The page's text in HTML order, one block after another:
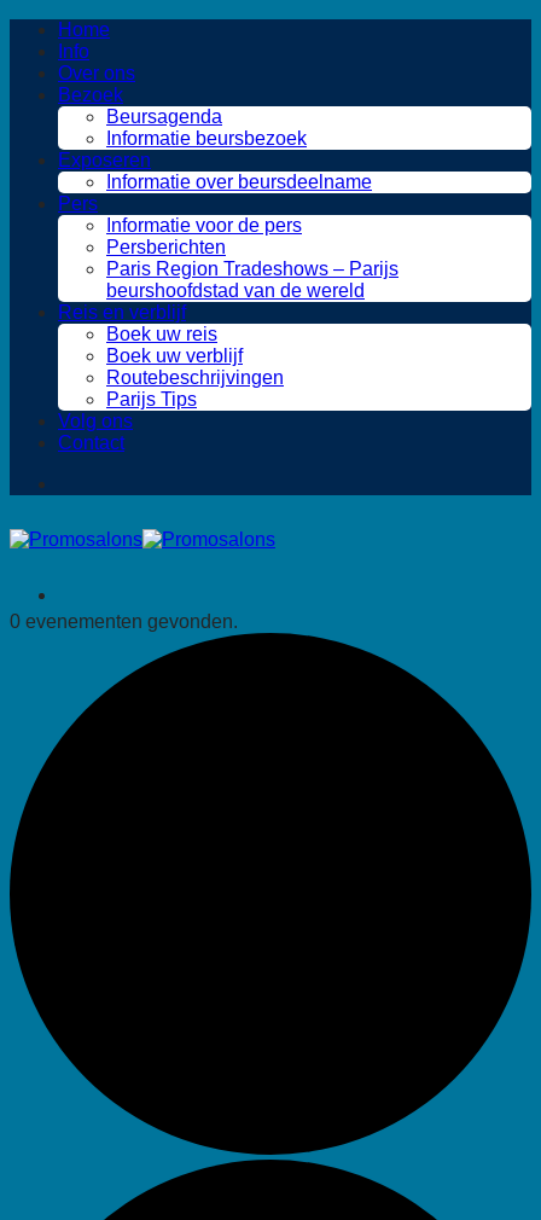
naar
inhoud
Home
Info
Over ons
Bezoek
Beursagenda
Informatie beursbezoek
Exposeren
Informatie over beursdeelname
Pers
Informatie voor de pers
Persberichten
Paris Region Tradeshows – Parijs
beurshoofdstad van de wereld
Reis en verblijf
Boek uw reis
Boek uw verblijf
Routebeschrijvingen
Parijs Tips
Volg ons
Contact
0 evenementen gevonden.